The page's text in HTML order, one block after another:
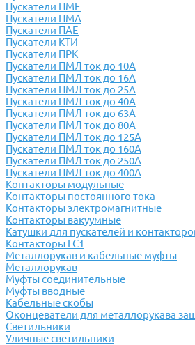
Пускатели ПМЕ
Пускатели ПМА
Пускатели ПАЕ
Пускатели КТИ
Пускатели ПРК
Пускатели ПМЛ ток до 10А
Пускатели ПМЛ ток до 16А
Пускатели ПМЛ ток до 25А
Пускатели ПМЛ ток до 40А
Пускатели ПМЛ ток до 63А
Пускатели ПМЛ ток до 80А
Пускатели ПМЛ ток до 125А
Пускатели ПМЛ ток до 160А
Пускатели ПМЛ ток до 250А
Пускатели ПМЛ ток до 400А
Контакторы модульные
Контакторы постоянного тока
Контакторы электромагнитные
Контакторы вакуумные
Катушки для пускателей и
Контакторы LC1
Металлорукав и кабельные муфты
Металлорукав
Муфты соединительные
Муфты вводные
Кабельные скобы
Оконцеватели для металлорукава
Светильники
Уличные светильники